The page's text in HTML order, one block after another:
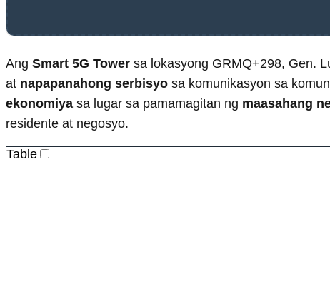
Ang Smart 5G Tower sa lokasyong GRMQ+298, Gen.
at napapanahong serbisyo sa komunikasyon sa
ekonomiya sa lugar sa pamamagitan ng maasahang
residente at negosyo.
Table